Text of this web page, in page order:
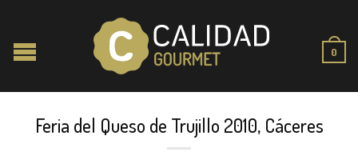
0
Feria del Queso de Trujillo 2010, Cáceres